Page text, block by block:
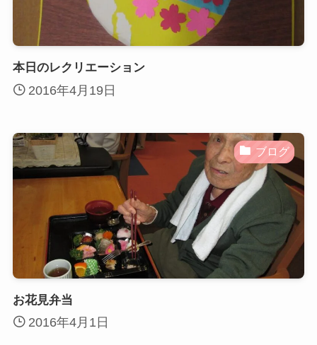
本日のレクリエーション
2016年4月19日
ブログ
お花見弁当
2016年4月1日